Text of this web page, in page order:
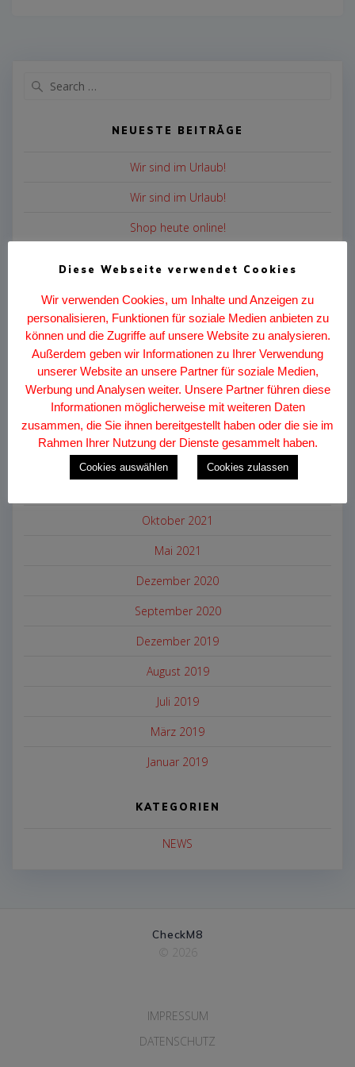
NEUESTE BEITRÄGE
Wir sind im Urlaub!
Wir sind im Urlaub!
Shop heute online!
ARCHIV
August 2026
Dezember 2024
Juli 2024
Juni 2024
Oktober 2021
Mai 2021
Dezember 2020
September 2020
Dezember 2019
August 2019
Juli 2019
März 2019
Januar 2019
KATEGORIEN
NEWS
CheckM8
© 2026
IMPRESSUM
DATENSCHUTZ
Diese Webseite verwendet Cookies
Wir verwenden Cookies, um Inhalte und Anzeigen zu
personalisieren, Funktionen für soziale Medien anbieten zu
können und die Zugriffe auf unsere Website zu analysieren.
Außerdem geben wir Informationen zu Ihrer Verwendung
unserer Website an unsere Partner für soziale Medien,
Werbung und Analysen weiter. Unsere Partner führen diese
Informationen möglicherweise mit weiteren Daten
zusammen, die Sie ihnen bereitgestellt haben oder die sie im
Rahmen Ihrer Nutzung der Dienste gesammelt haben.
Cookies auswählen Cookies zulassen